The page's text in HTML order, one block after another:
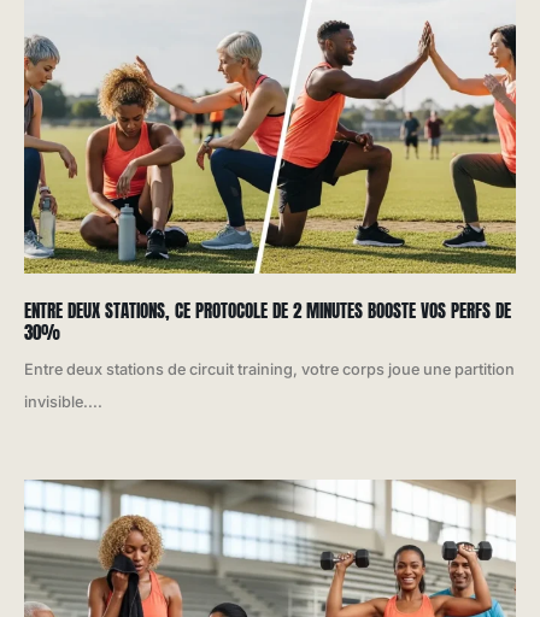
ENTRE DEUX STATIONS, CE PROTOCOLE DE 2 MINUTES BOOSTE VOS PERFS DE
30%
Entre deux stations de circuit training, votre corps joue une partition
invisible....